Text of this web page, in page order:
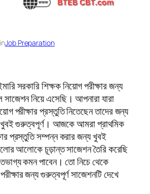
inJob Preparation
সরকারি শিক্ষক নিয়োগ পরীক্ষার জন্য
নিয়ে এসেছি। আপনারা যারা
পরীক্ষার প্রস্তুতি নিতেছেন তাদের জন্য
গুরুত্বপূর্ণ। আজকে আমরা প্রাথমিক
প্রস্তুতি সম্পন্ন করার জন্য খুবই
আলোকে চূড়ান্ত সাজেশন তৈরি করেছি
কমন পাবেন। তো নিচে থেকে
জন্য গুরুত্বপূর্ণ সাজেশনটি দেখে